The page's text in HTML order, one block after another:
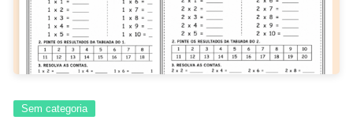
Sem categoria